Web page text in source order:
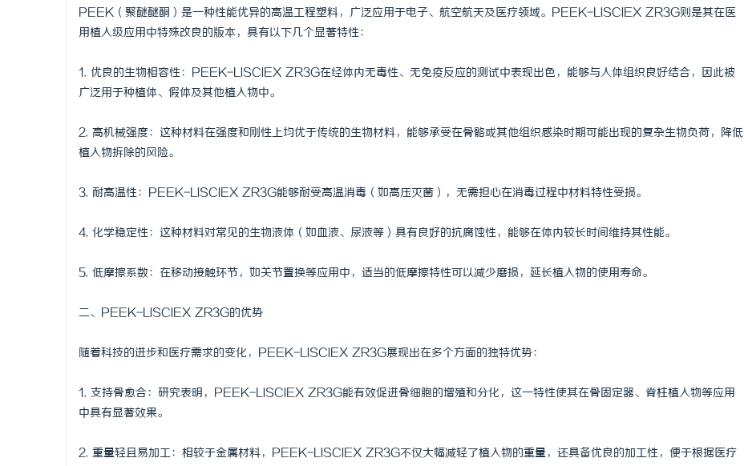
PEEK（聚醚醚酮）是一种性能优异的高温工程塑料，广泛应用于电子、航空航天及医疗领域。PEEK-LISCIEX ZR3G则是其在医
用植入级应用中特殊改良的版本，具有以下几个显著特性：
1. 优良的生物相容性：PEEK-LISCIEX ZR3G在经体内无毒性、无免疫反应的测试中表现出色，能够与人体组织良好结合，因此被
广泛用于种植体、假体及其他植入物中。
2. 高机械强度：这种材料在强度和刚性上均优于传统的生物材料，能够承受在骨骼或其他组织感染时期可能出现的复杂生物负荷，降低
植入物拆除的风险。
3. 耐高温性：PEEK-LISCIEX ZR3G能够耐受高温消毒（如高压灭菌），无需担心在消毒过程中材料特性受损。
4. 化学稳定性：这种材料对常见的生物液体（如血液、尿液等）具有良好的抗腐蚀性，能够在体内较长时间维持其性能。
5. 低摩擦系数：在移动接触环节，如关节置换等应用中，适当的低摩擦特性可以减少磨损，延长植入物的使用寿命。
二、PEEK-LISCIEX ZR3G的优势
随着科技的进步和医疗需求的变化，PEEK-LISCIEX ZR3G展现出在多个方面的独特优势：
1. 支持骨愈合：研究表明，PEEK-LISCIEX ZR3G能有效促进骨细胞的增殖和分化，这一特性使其在骨固定器、脊柱植入物等应用
中具有显著效果。
2. 重量轻且易加工：相较于金属材料，PEEK-LISCIEX ZR3G不仅大幅减轻了植入物的重量，还具备优良的加工性，便于根据医疗
武汉配眼镜 上海配眼镜 Co2打标系列：工业标记的新动能